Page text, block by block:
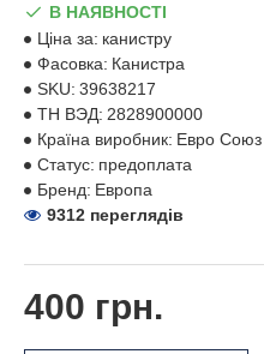
400 грн.
В НАЯВНОСТІ
Ціна за: канистру
Фасовка: Канистра
SKU: 39638217
ТН ВЭД: 2828900000
Країна виробник: Евро Союз
Статус: предоплата
Бренд: Европа
9312 переглядів